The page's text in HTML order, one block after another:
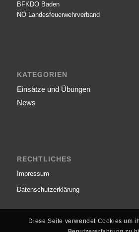
BFKDO Baden
NÖ Landesfeuerwehr­verband
KATEGORIEN
Einsätze und Übungen
News
RECHTLICHES
Impressum
Datenschutzerklärung
Diese Seite verwendet Cookies um